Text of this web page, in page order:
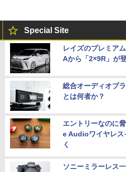
Special Site
レイズのプレミア
Aから「2×9R」が
総合オーディオブ
とは何者か？
エントリーなのに
e Audioワイヤレス
く
ソニーミラーレス